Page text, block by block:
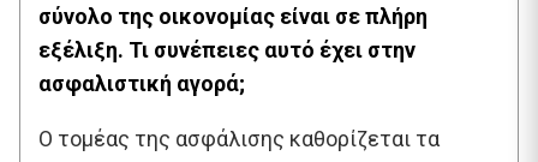
σύνολο της οικονομίας είναι σε πλήρη
εξέλιξη. Τι συνέπειες αυτό έχει στην
ασφαλιστική αγορά;
Ο τομέας της ασφάλισης καθορίζεται τα